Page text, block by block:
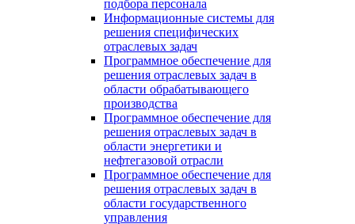
подбора персонала
Информационные системы для
решения специфических
отраслевых задач
Программное обеспечение для
решения отраслевых задач в
области обрабатывающего
производства
Программное обеспечение для
решения отраслевых задач в
области энергетики и
нефтегазовой отрасли
Программное обеспечение для
решения отраслевых задач в
области государственного
управления